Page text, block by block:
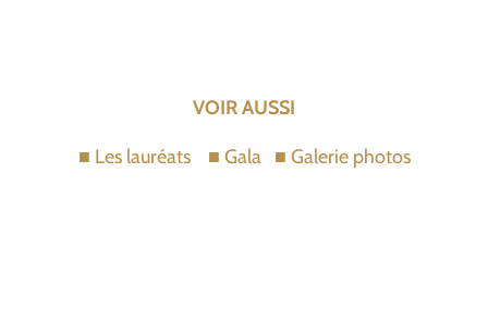
VOIR AUSSI
■ Les lauréats ■ Gala ■ Galerie photos